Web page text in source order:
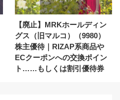
【廃止】MRKホールディン
グス（旧マルコ）（9980）
株主優待｜RIZAP系商品や
ECクーポンへの交換ポイン
ト……もしくは割引優待券